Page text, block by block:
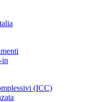
in
(ICC)